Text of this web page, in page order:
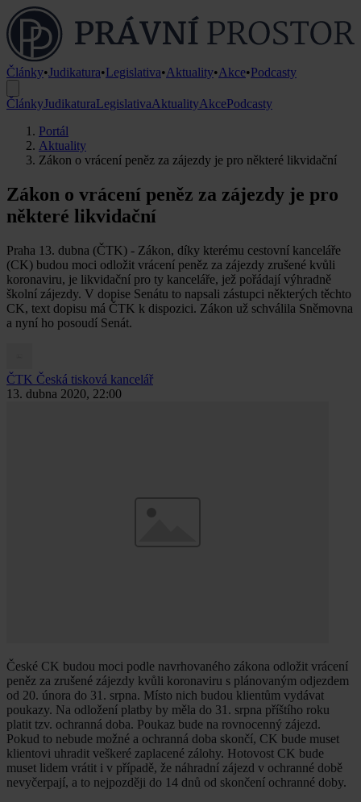
Články•Judikatura•Legislativa•Aktuality•Akce•Podcasty
ČlánkyJudikaturaLegislativaAktualityAkcePodcasty
Portál
Aktuality
Zákon o vrácení peněz za zájezdy je pro některé likvidační
Zákon o vrácení peněz za zájezdy je pro
některé likvidační
Praha 13. dubna (ČTK) - Zákon, díky kterému cestovní kanceláře
(CK) budou moci odložit vrácení peněz za zájezdy zrušené kvůli
koronaviru, je likvidační pro ty kanceláře, jež pořádají výhradně
školní zájezdy. V dopise Senátu to napsali zástupci některých těchto
CK, text dopisu má ČTK k dispozici. Zákon už schválila Sněmovna
a nyní ho posoudí Senát.
ČTK Česká tisková kancelář
13. dubna 2020, 22:00
České CK budou moci podle navrhovaného zákona odložit vrácení
peněz za zrušené zájezdy kvůli koronaviru s plánovaným odjezdem
od 20. února do 31. srpna. Místo nich budou klientům vydávat
poukazy. Na odložení platby by měla do 31. srpna příštího roku
platit tzv. ochranná doba. Poukaz bude na rovnocenný zájezd.
Pokud to nebude možné a ochranná doba skončí, CK bude muset
klientovi uhradit veškeré zaplacené zálohy. Hotovost CK bude
muset lidem vrátit i v případě, že náhradní zájezd v ochranné době
nevyčerpají, a to nejpozději do 14 dnů od skončení ochranné doby.